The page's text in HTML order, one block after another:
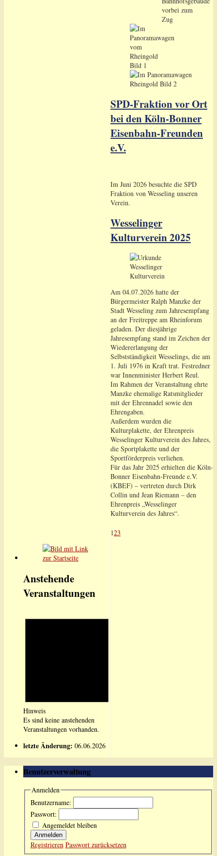
SPD-Fraktion vor Ort
bei den Köln-Bonner
Eisenbahn-Freunden
e.V.
Im Juni 2026 besuchte die SPD
Fraktion von Wesseling unseren
Verein.
Wesselinger
Kulturverein 2025
Am 04.07.2026 hatte der
Bürgermeister Ralph Manzke der
Stadt Wesseling zum Jahresempfang
an der Freitreppe am Rheinforum
geladen. Der diesjährige
Jahresempfang stand im Zeichen der
Wiedererlangung der
Selbstständigkeit Wesselings, die am
1. Juli 1976 in Kraft trat. Festredner
war Innenminister Herbert Reul.
Im Rahmen der Veranstaltung ehrte
Manzke ehemalige Ratsmitglieder
mit der Ehrennadel sowie den
Ehrengaben.
Außerdem wurden die
Kulturplakette, der Ehrenpreis
Wesselinger Kulturverein des Jahres,
die Sportplakette und der
Sportförderpreis verliehen.
Für das Jahr 2025 erhielten die Köln-
Bonner Eisenbahn-Freunde e.V.
(KBEF) – vertreten durch Dirk
Collin und Jean Riemann – den
Ehrenpreis „Wesselinger
Kulturverein des Jahres“.
123
Anstehende
Veranstaltungen
Hinweis
Es sind keine anstehenden
Veranstaltungen vorhanden.
letzte Änderung: 06.06.2026
Benutzerverwaltung
Anmelden
Benutzername:
Passwort:
Angemeldet bleiben
Anmelden
Registrieren Passwort zurücksetzen